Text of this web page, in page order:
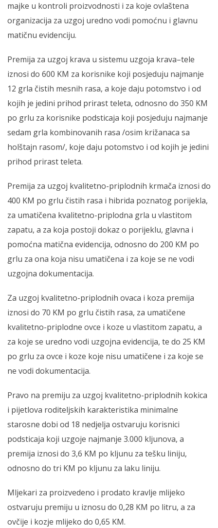
majke u kontroli proizvodnosti i za koje ovlaštena
organizacija za uzgoj uredno vodi pomoćnu i glavnu
matičnu evidenciju.
Premija za uzgoj krava u sistemu uzgoja krava–tele
iznosi do 600 KM za korisnike koji posjeduju najmanje
12 grla čistih mesnih rasa, a koje daju potomstvo i od
kojih je jedini prihod prirast teleta, odnosno do 350 KM
po grlu za korisnike podsticaja koji posjeduju najmanje
sedam grla kombinovanih rasa /osim križanaca sa
holštajn rasom/, koje daju potomstvo i od kojih je jedini
prihod prirast teleta.
Premija za uzgoj kvalitetno-priplodnih krmača iznosi do
400 KM po grlu čistih rasa i hibrida poznatog porijekla,
za umatičena kvalitetno-priplodna grla u vlastitom
zapatu, a za koja postoji dokaz o porijeklu, glavna i
pomoćna matična evidencija, odnosno do 200 KM po
grlu za ona koja nisu umatičena i za koje se ne vodi
uzgojna dokumentacija.
Za uzgoj kvalitetno-priplodnih ovaca i koza premija
iznosi do 70 KM po grlu čistih rasa, za umatičene
kvalitetno-priplodne ovce i koze u vlastitom zapatu, a
za koje se uredno vodi uzgojna evidencija, te do 25 KM
po grlu za ovce i koze koje nisu umatičene i za koje se
ne vodi dokumentacija.
Pravo na premiju za uzgoj kvalitetno-priplodnih kokica
i pijetlova roditeljskih karakteristika minimalne
starosne dobi od 18 nedjelja ostvaruju korisnici
podsticaja koji uzgoje najmanje 3.000 kljunova, a
premija iznosi do 3,6 KM po kljunu za tešku liniju,
odnosno do tri KM po kljunu za laku liniju.
Mljekari za proizvedeno i prodato kravlje mlijeko
ostvaruju premiju u iznosu do 0,28 KM po litru, a za
ovčije i kozje mlijeko do 0,65 KM.